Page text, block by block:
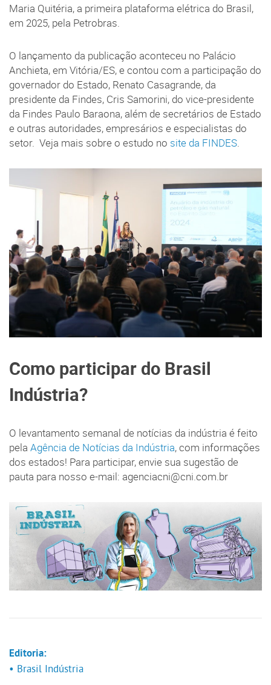
Maria Quitéria, a primeira plataforma elétrica do Brasil,
em 2025, pela Petrobras.
O lançamento da publicação aconteceu no Palácio
Anchieta, em Vitória/ES, e contou com a participação do
governador do Estado, Renato Casagrande, da
presidente da Findes, Cris Samorini, do vice-presidente
da Findes Paulo Baraona, além de secretários de Estado
e outras autoridades, empresários e especialistas do
setor. Veja mais sobre o estudo no site da FINDES.
Como participar do Brasil
Indústria?
O levantamento semanal de notícias da indústria é feito
pela Agência de Notícias da Indústria, com informações
dos estados! Para participar, envie sua sugestão de
pauta para nosso e-mail: agenciacni@cni.com.br
Editoria:
• Brasil Indústria